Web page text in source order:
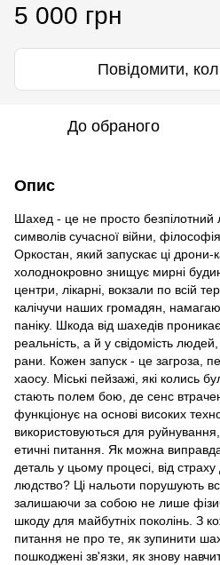
5 000 грн
Повідомити,
До обраного
Опис
Шахед - це не просто безпілотний
символів сучасної війни,
Оркостан, який запускає ці дрони-
холоднокровно знищує мирні
центри, лікарні, вокзали по всій
калічучи наших громадян,
паніку. Шкода від шахедів
реальність, а й у свідомість
рани. Кожен запуск - це загроза,
хаосу. Міські пейзажі, які колись
стають полем бою, де сенс
функціонує на основі високих
використовуються для
етичні питання. Як можна
деталь у цьому процесі, від
людство? Ці нальоти порушують
залишаючи за собою не лише
шкоду для майбутніх поколінь. З
питання не про те, як зупинити
пошкоджені зв'язки, як знову